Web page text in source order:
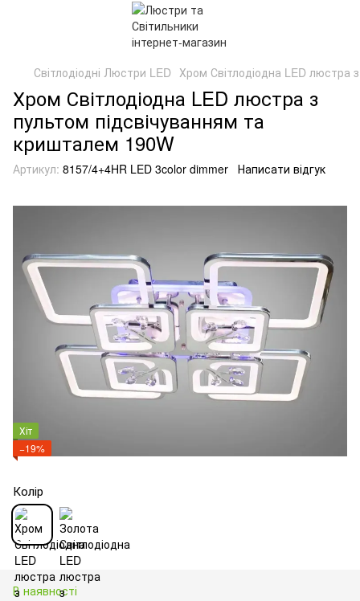
Світлодіодні Люстри LED Хром Світлодіодна LED люстра
Хром Світлодіодна LED люстра з
пультом підсвічуванням та
кришталем 190W
Артикул: 8157/4+4HR LED 3color dimmer Написати відгук
Хіт
−19%
Колір
В наявності